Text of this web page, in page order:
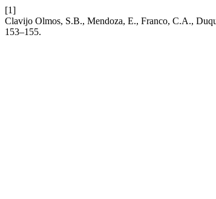
[1]
Clavijo Olmos, S.B., Mendoza, E., Franco, C.A.,
153–155.